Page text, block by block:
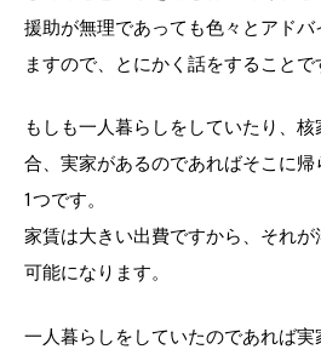
援助が無理であっても色々とアドバ
ますので、とにかく話をすることで
もしも一人暮らしをしていたり、
合、実家があるのであればそこに
1つです。
家賃は大きい出費ですから、それ
可能になります。
一人暮らしをしていたのであれば